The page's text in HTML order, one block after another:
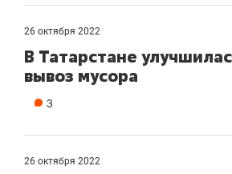
26 октября 2022
В Татарстане
вывоз мусора
3
26 октября 2022
ID вместо ключа: какой
безопасность в ЖК «Нова»